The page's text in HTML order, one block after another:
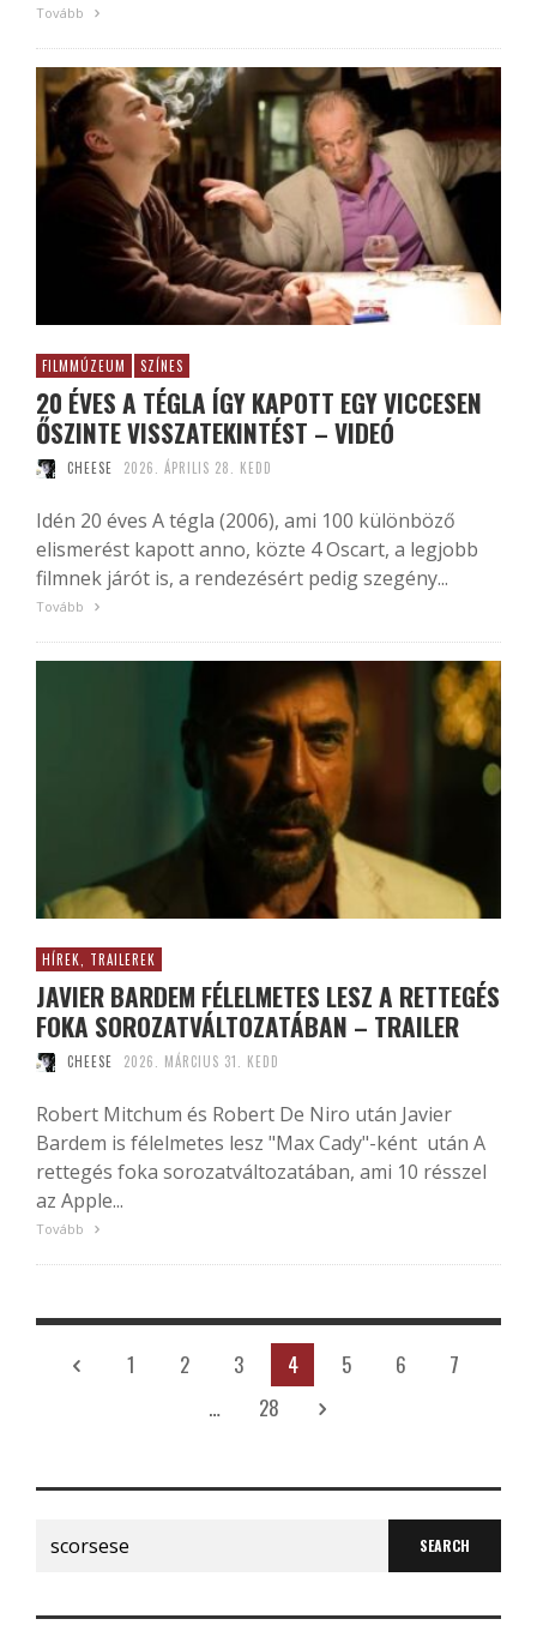
Tovább
FILMMÚZEUM SZÍNES
20 ÉVES A TÉGLA ÍGY KAPOTT EGY VICCESEN
ŐSZINTE VISSZATEKINTÉST – VIDEÓ
CHEESE 2026. ÁPRILIS 28. KEDD
Idén 20 éves A tégla (2006), ami 100 különböző
elismerést kapott anno, közte 4 Oscart, a legjobb
filmnek járót is, a rendezésért pedig szegény...
Tovább
HÍREK, TRAILEREK
JAVIER BARDEM FÉLELMETES LESZ A RETTEGÉS
FOKA SOROZATVÁLTOZATÁBAN – TRAILER
CHEESE 2026. MÁRCIUS 31. KEDD
Robert Mitchum és Robert De Niro után Javier
Bardem is félelmetes lesz "Max Cady"-ként után A
rettegés foka sorozatváltozatában, ami 10 résszel
az Apple...
Tovább
1 2 3 4 5 6
7
…
28
for: